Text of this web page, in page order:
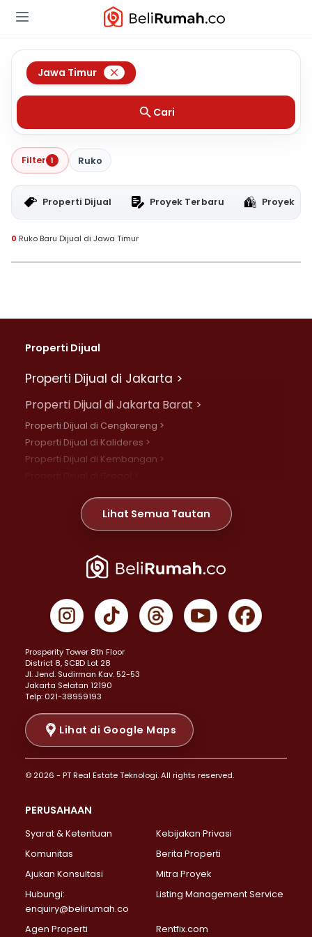
Jawa Timur
Cari
Filter 1 Ruko
Properti Dijual Proyek Terbaru Proyek
0 Ruko Baru Dijual di Jawa Timur
Properti Dijual
Properti Dijual di Jakarta >
Properti Dijual di Jakarta Barat >
Properti Dijual di Cengkareng >
Properti Dijual di Kalideres >
Properti Dijual di Kembangan >
Properti Dijual di Meruya >
Properti Dijual di Jelambar >
Properti Dijual di Jakarta Pusat >
Properti Dijual di Gambir >
Properti Dijual di Johar Baru >
Properti Dijual di Menteng >
Properti Dijual di Senen >
Properti Dijual di Tanah Abang >
Properti Dijual di Cikini >
Properti Dijual di Kramat >
Properti Dijual di Pasar Baru >
Properti Dijual di Bendungan Hilir >
Properti Dijual di Jakarta Selatan >
Properti Dijual di Lebak Bulus >
Properti Dijual di Gandaria Selatan >
Properti Dijual di Pondok Labu >
Properti Dijual di Lenteng Agung >
Properti Dijual di Senayan >
Properti Dijual di Pondok Pinang >
Lihat Semua Tautan
Prosperity Tower 8th Floor
District 8, SCBD Lot 28
JI. Jend. Sudirman Kav. 52-53
Jakarta Selatan 12190
Telp: 021-38959193
Lihat di Google Maps
© 2026 - PT Real Estate Teknologi. All rights reserved.
PERUSAHAAN
Syarat & Ketentuan
Kebijakan Privasi
Komunitas
Berita Properti
Ajukan Konsultasi
Mitra Proyek
Hubungi:
enquiry@belirumah.co
Listing Management Service
Agen Properti Rentfix.com